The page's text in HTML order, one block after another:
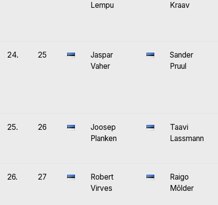
Lempu
Kraav
24. 25
Jaspar
Vaher
Sander
Pruul
25. 26
Joosep
Planken
Taavi
Lassmann
26. 27
Robert
Virves
Raigo
Mõlder